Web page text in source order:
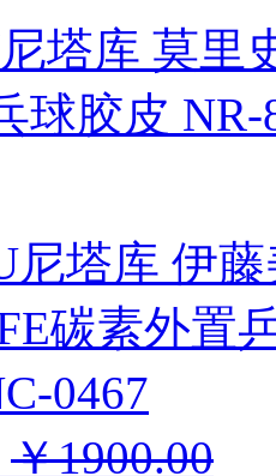
塔库 莫里
球胶皮 NR-
￥1900.00